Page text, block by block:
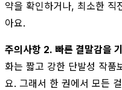
약을 확인하거나, 최소한 직
아요.
주의사항 2. 빠른 결말감을
화는 짧고 강한 단발성 작품
요. 그래서 한 권에서 모든